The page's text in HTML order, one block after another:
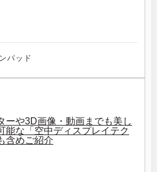
パッド
ーや3D画像・動画までも美し
能な「空中ディスプレイテク
含めご紹介